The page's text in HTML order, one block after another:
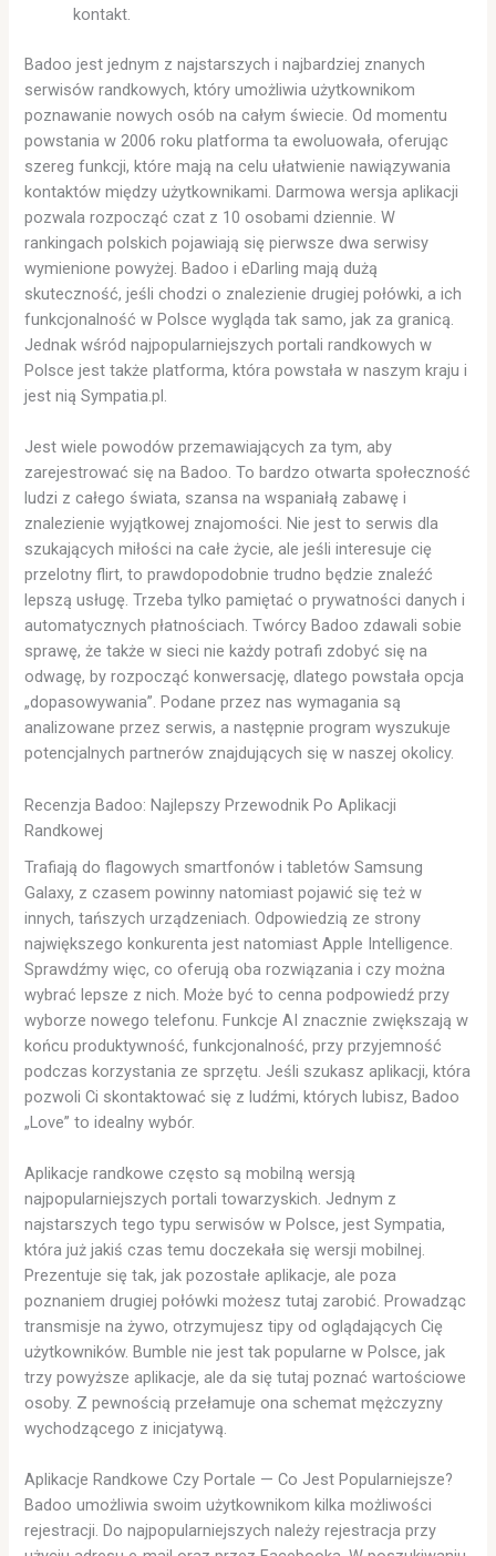
kontakt.
Badoo jest jednym z najstarszych i najbardziej znanych
serwisów randkowych, który umożliwia użytkownikom
poznawanie nowych osób na całym świecie. Od momentu
powstania w 2006 roku platforma ta ewoluowała, oferując
szereg funkcji, które mają na celu ułatwienie nawiązywania
kontaktów między użytkownikami. Darmowa wersja aplikacji
pozwala rozpocząć czat z 10 osobami dziennie. W
rankingach polskich pojawiają się pierwsze dwa serwisy
wymienione powyżej. Badoo i eDarling mają dużą
skuteczność, jeśli chodzi o znalezienie drugiej połówki, a ich
funkcjonalność w Polsce wygląda tak samo, jak za granicą.
Jednak wśród najpopularniejszych portali randkowych w
Polsce jest także platforma, która powstała w naszym kraju i
jest nią Sympatia.pl.
Jest wiele powodów przemawiających za tym, aby
zarejestrować się na Badoo. To bardzo otwarta społeczność
ludzi z całego świata, szansa na wspaniałą zabawę i
znalezienie wyjątkowej znajomości. Nie jest to serwis dla
szukających miłości na całe życie, ale jeśli interesuje cię
przelotny flirt, to prawdopodobnie trudno będzie znaleźć
lepszą usługę. Trzeba tylko pamiętać o prywatności danych i
automatycznych płatnościach. Twórcy Badoo zdawali sobie
sprawę, że także w sieci nie każdy potrafi zdobyć się na
odwagę, by rozpocząć konwersację, dlatego powstała opcja
„dopasowywania”. Podane przez nas wymagania są
analizowane przez serwis, a następnie program wyszukuje
potencjalnych partnerów znajdujących się w naszej okolicy.
Recenzja Badoo: Najlepszy Przewodnik Po Aplikacji
Randkowej
Trafiają do flagowych smartfonów i tabletów Samsung
Galaxy, z czasem powinny natomiast pojawić się też w
innych, tańszych urządzeniach. Odpowiedzią ze strony
największego konkurenta jest natomiast Apple Intelligence.
Sprawdźmy więc, co oferują oba rozwiązania i czy można
wybrać lepsze z nich. Może być to cenna podpowiedź przy
wyborze nowego telefonu. Funkcje AI znacznie zwiększają w
końcu produktywność, funkcjonalność, przy przyjemność
podczas korzystania ze sprzętu. Jeśli szukasz aplikacji, która
pozwoli Ci skontaktować się z ludźmi, których lubisz, Badoo
„Love” to idealny wybór.
Aplikacje randkowe często są mobilną wersją
najpopularniejszych portali towarzyskich. Jednym z
najstarszych tego typu serwisów w Polsce, jest Sympatia,
która już jakiś czas temu doczekała się wersji mobilnej.
Prezentuje się tak, jak pozostałe aplikacje, ale poza
poznaniem drugiej połówki możesz tutaj zarobić. Prowadząc
transmisje na żywo, otrzymujesz tipy od oglądających Cię
użytkowników. Bumble nie jest tak popularne w Polsce, jak
trzy powyższe aplikacje, ale da się tutaj poznać wartościowe
osoby. Z pewnością przełamuje ona schemat mężczyzny
wychodzącego z inicjatywą.
Aplikacje Randkowe Czy Portale — Co Jest Popularniejsze?
Badoo umożliwia swoim użytkownikom kilka możliwości
rejestracji. Do najpopularniejszych należy rejestracja przy